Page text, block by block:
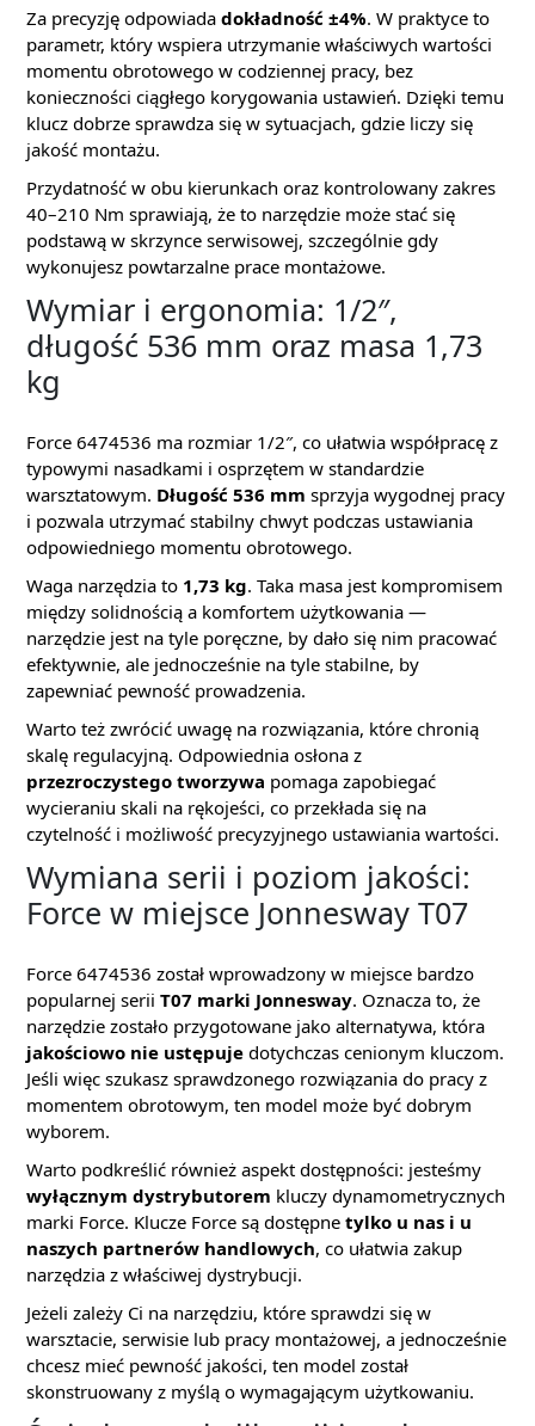
Za precyzję odpowiada dokładność ±4%. W praktyce to
parametr, który wspiera utrzymanie właściwych wartości
momentu obrotowego w codziennej pracy, bez
konieczności ciągłego korygowania ustawień. Dzięki temu
klucz dobrze sprawdza się w sytuacjach, gdzie liczy się
jakość montażu.
Przydatność w obu kierunkach oraz kontrolowany zakres
40–210 Nm sprawiają, że to narzędzie może stać się
podstawą w skrzynce serwisowej, szczególnie gdy
wykonujesz powtarzalne prace montażowe.
Wymiar i ergonomia: 1/2″,
długość 536 mm oraz masa 1,73
kg
Force 6474536 ma rozmiar 1/2″, co ułatwia współpracę z
typowymi nasadkami i osprzętem w standardzie
warsztatowym. Długość 536 mm sprzyja wygodnej pracy
i pozwala utrzymać stabilny chwyt podczas ustawiania
odpowiedniego momentu obrotowego.
Waga narzędzia to 1,73 kg. Taka masa jest kompromisem
między solidnością a komfortem użytkowania —
narzędzie jest na tyle poręczne, by dało się nim pracować
efektywnie, ale jednocześnie na tyle stabilne, by
zapewniać pewność prowadzenia.
Warto też zwrócić uwagę na rozwiązania, które chronią
skalę regulacyjną. Odpowiednia osłona z
przezroczystego tworzywa pomaga zapobiegać
wycieraniu skali na rękojeści, co przekłada się na
czytelność i możliwość precyzyjnego ustawiania wartości.
Wymiana serii i poziom jakości:
Force w miejsce Jonnesway T07
Force 6474536 został wprowadzony w miejsce bardzo
popularnej serii T07 marki Jonnesway. Oznacza to, że
narzędzie zostało przygotowane jako alternatywa, która
jakościowo nie ustępuje dotychczas cenionym kluczom.
Jeśli więc szukasz sprawdzonego rozwiązania do pracy z
momentem obrotowym, ten model może być dobrym
wyborem.
Warto podkreślić również aspekt dostępności: jesteśmy
wyłącznym dystrybutorem kluczy dynamometrycznych
marki Force. Klucze Force są dostępne tylko u nas i u
naszych partnerów handlowych, co ułatwia zakup
narzędzia z właściwej dystrybucji.
Jeżeli zależy Ci na narzędziu, które sprawdzi się w
warsztacie, serwisie lub pracy montażowej, a jednocześnie
chcesz mieć pewność jakości, ten model został
skonstruowany z myślą o wymagającym użytkowaniu.